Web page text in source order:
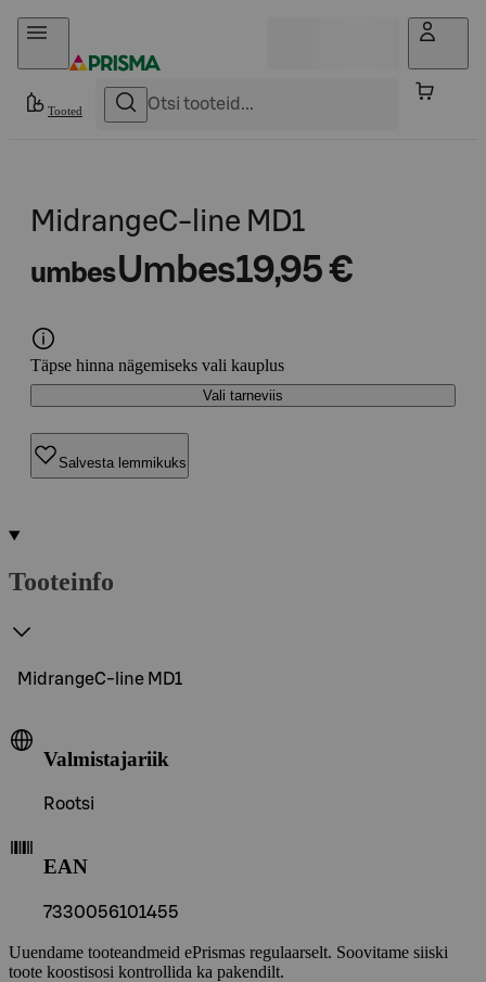
Otse sisu juurde
Tooted
MidrangeC-line MD1
umbesUmbes19,95 €
Täpse hinna nägemiseks vali kauplus
Vali tarneviis
Salvesta lemmikuks
Tooteinfo
MidrangeC-line MD1
Valmistajariik
Rootsi
EAN
7330056101455
Uuendame tooteandmeid ePrismas regulaarselt. Soovitame siiski
toote koostisosi kontrollida ka pakendilt.